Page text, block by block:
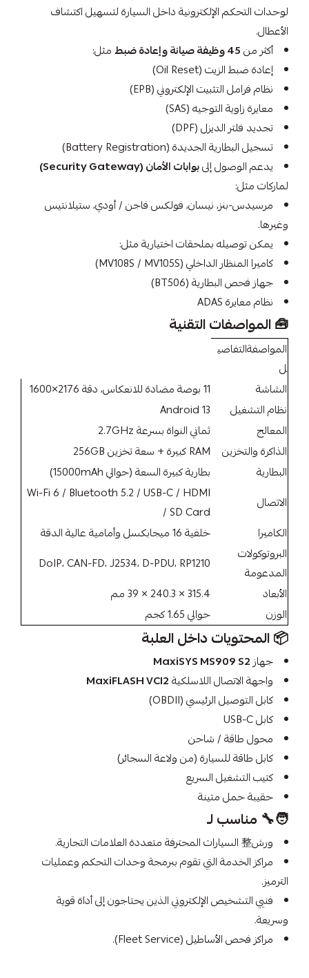
لوحدات التحكم الإلكترونية داخل السيارة لتسهيل اكتشاف
الأعطال.
أكثر من45 وظيفة صيانة وإعادة ضبط
مثل:
إعادة ضبط الزيت (Oil Reset)
نظام فرامل التثبيت الإلكتروني (EPB)
معايرة زاوية التوجيه (SAS)
تجديد فلتر الديزل (DPF)
تسجيل البطارية الجديدة (Battery Registration)
يدعم الوصول إلىبوابات الأمان (Security Gateway)
لماركات مثل:
مرسيدس-بنز، نيسان، فولكس فاجن / أودي، ستيلانتيس
وغيرها.
يمكن توصيله بملحقات اختيارية مثل:
كاميرا المنظار الداخلي (MV108S / MV105S)
جهاز فحص البطارية (BT506)
نظام معايرة ADAS
🧰 المواصفات التقنية
المواصفةالتفاصي
ل
الشاشة
11 بوصة مضادة للانعكاس، دقة 2176×1600
نظام التشغيل
Android 13
المعالج
ثماني النواة بسرعة 2.7GHz
الذاكرة والتخزين
RAM كبيرة + سعة تخزين 256GB
البطارية
بطارية كبيرة السعة (حوالي 15000mAh)
الاتصال
Wi-Fi 6 / Bluetooth 5.2 / USB-C / HDMI
/ SD Card
الكاميرا
خلفية 16 ميجابكسل وأمامية عالية الدقة
البروتوكولات
المدعومة
DoIP، CAN-FD، J2534، D-PDU، RP1210
الأبعاد
315.4 × 240.3 × 39 مم
الوزن
حوالي 1.65 كجم
📦 المحتويات داخل العلبة
جهازMaxiSYS MS909 S2
واجهة الاتصال اللاسلكيةMaxiFLASH VCI2
كابل التوصيل الرئيسي (OBDII)
كابل USB-C
محول طاقة / شاحن
كابل طاقة للسيارة (من ولاعة السجائر)
كتيب التشغيل السريع
حقيبة حمل متينة
🧑‍🔧 مناسب لـ
ورش整 السيارات المحترفة متعددة العلامات التجارية.
مراكز الخدمة التي تقوم ببرمجة وحدات التحكم وعمليات
الترميز.
فنيي التشخيص الإلكتروني الذين يحتاجون إلى أداة قوية
وسريعة.
مراكز فحص الأساطيل (Fleet Service).